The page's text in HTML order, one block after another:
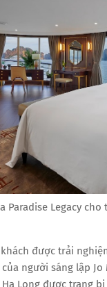
Paradise Legacy
được trải
người sáng lập Jo
Long được trang